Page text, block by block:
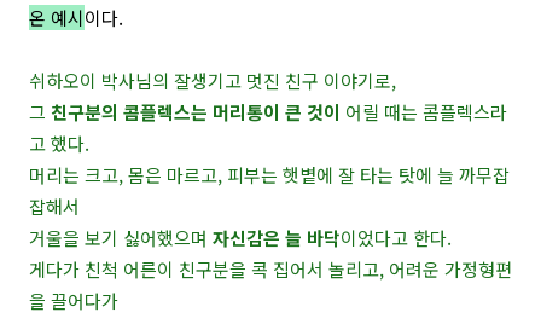
온 예시이다.
쉬하오이 박사님의 잘생기고 멋진 친구 이야기로,
그 친구분의 콤플렉스는 머리통이 큰 것이 어릴 때는 콤플렉스라
고 했다.
머리는 크고, 몸은 마르고, 피부는 햇볕에 잘 타는 탓에 늘 까무잡
잡해서
거울을 보기 싫어했으며 자신감은 늘 바닥이었다고 한다.
게다가 친척 어른이 친구분을 콕 집어서 놀리고, 어려운 가정형편
을 끌어다가